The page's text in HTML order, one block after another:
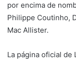
por encima de
Philippe Coutinho,
Mac Allister.
La página oficial